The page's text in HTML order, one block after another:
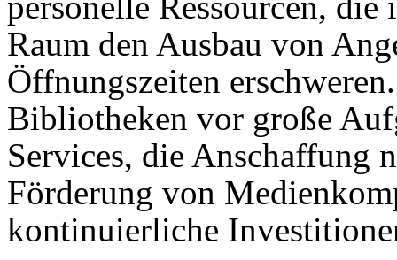
Raum den Ausbau von
Öffnungszeiten
Bibliotheken vor große
Services, die Anschaffung
Förderung von
kontinuierliche